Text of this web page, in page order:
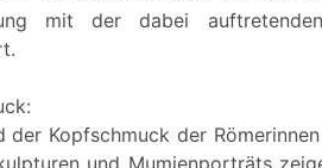
mit der dabei
Kopfschmuck der
und Mumienporträts